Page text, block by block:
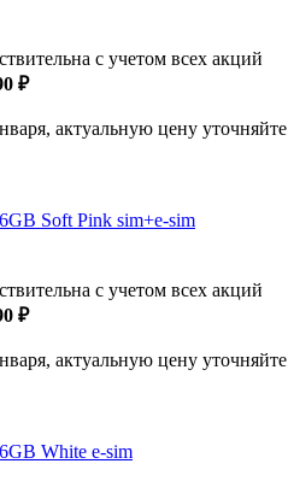
с учетом всех акций
₽
актуальную цену уточняйте
Soft Pink sim+e-sim
с учетом всех акций
₽
актуальную цену уточняйте
White e-sim